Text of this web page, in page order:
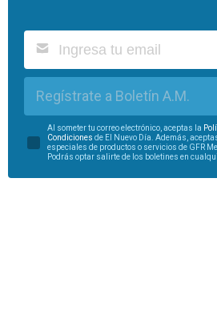
Regístrate a Boletín A.M.
Al someter tu correo electrónico, aceptas la
Condiciones de El Nuevo Día. Además,
especiales de productos o servicios de GFR
Podrás optar salirte de los boletines en